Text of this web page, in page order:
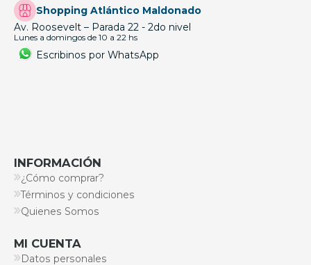
Shopping Atlántico Maldonado
Av. Roosevelt – Parada 22 - 2do nivel
Lunes a domingos de 10 a 22 hs
Escribinos por WhatsApp
INFORMACIÓN
¿Cómo comprar?
Términos y condiciones
Quienes Somos
MI CUENTA
Datos personales